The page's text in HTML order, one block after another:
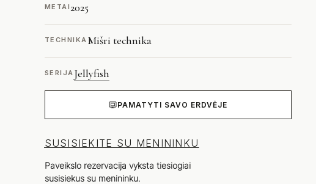
METAI 2025
TECHNIKA Mišri technika
SERIJA Jellyfish
PAMATYTI SAVO ERDVĖJE
SUSISIEKITE SU MENININKU
Paveikslo rezervacija vyksta tiesiogiai
susisiekus su menininku.